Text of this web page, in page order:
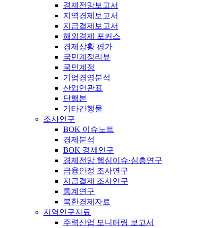
경제전망보고서
지역경제보고서
지급결제보고서
해외경제 포커스
경제상황 평가
국민계정리뷰
국민계정
기업경영분석
산업연관표
단행본
기타간행물
조사연구
BOK 이슈노트
경제분석
BOK 경제연구
경제전망 핵심이슈·심층연구
금융안정 조사연구
지급결제 조사연구
통계연구
북한경제자료
지역연구자료
주력산업 모니터링 보고서